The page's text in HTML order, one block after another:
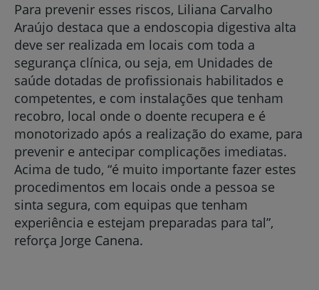
Para prevenir esses riscos, Liliana Carvalho
Araújo destaca que a endoscopia digestiva alta
deve ser realizada em locais com toda a
segurança clínica, ou seja, em Unidades de
saúde dotadas de profissionais habilitados e
competentes, e com instalações que tenham
recobro, local onde o doente recupera e é
monotorizado após a realização do exame, para
prevenir e antecipar complicações imediatas.
Acima de tudo, “é muito importante fazer estes
procedimentos em locais onde a pessoa se
sinta segura, com equipas que tenham
experiência e estejam preparadas para tal”,
reforça Jorge Canena.